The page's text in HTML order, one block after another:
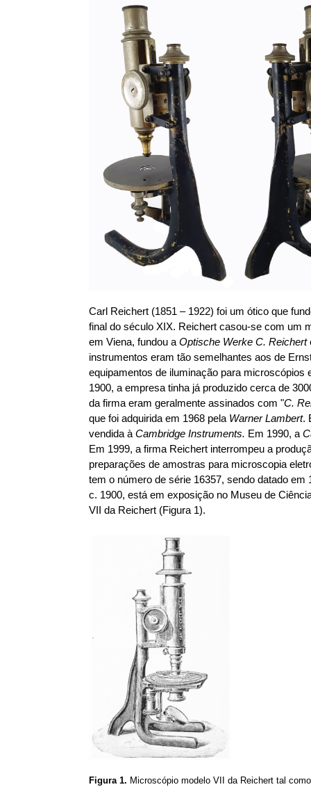
Carl Reichert (1851 – 1922) foi um ótico que
final do século XIX. Reichert casou-se com um
em Viena, fundou aOptische Werke C. Reichert
instrumentos eram tão semelhantes aos de
equipamentos de iluminação para
1900, a empresa tinha já produzido cerca de
da firma eram geralmente assinados com "C.
que foi adquirida em 1968 pela Warner Lambert.
vendida àCambridge Instruments. Em 1990, a
Em 1999, a firma Reichert interrompeu a
preparações de amostras para microscopia
tem o número de série 16357, sendo datado
c. 1900, está em exposição no Museu de
VII da Reichert (Figura 1).
Figura 1. Microscópio modelo VII da Reichert tal